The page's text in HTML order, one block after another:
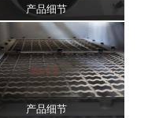
产品细节
产品细节